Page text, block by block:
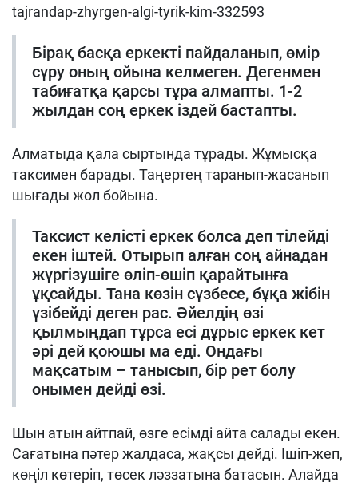
tajrandap-zhyrgen-algi-tyrik-kim-332593
Бірақ басқа еркекті пайдаланып, өмір
сүру оның ойына келмеген. Дегенмен
табиғатқа қарсы тұра алмапты. 1-2
жылдан соң еркек іздей бастапты.
Алматыда қала сыртында тұрады. Жұмысқа
таксимен барады. Таңертең таранып-жасанып
шығады жол бойына.
Таксист келісті еркек болса деп тілейді
екен іштей. Отырып алған соң айнадан
жүргізушіге өліп-өшіп қарайтынға
ұқсайды. Тана көзін сүзбесе, бұқа жібін
үзібейді деген рас. Әйелдің өзі
қылмыңдап тұрса есі дұрыс еркек кет
әрі дей қоюшы ма еді. Ондағы
мақсатым – танысып, бір рет болу
онымен дейді өзі.
Шын атын айтпай, өзге есімді айта салады екен.
Сағатына пәтер жалдаса, жақсы дейді. Ішіп-жеп,
көңіл көтеріп, төсек ләззатына батасын. Алайда